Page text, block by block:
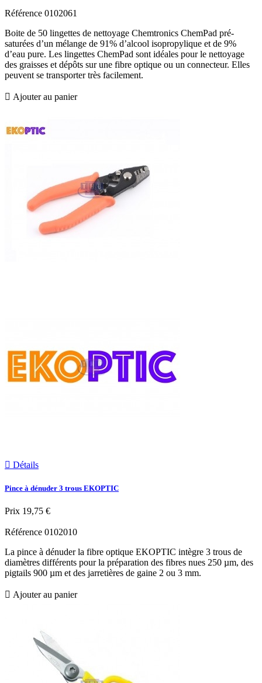
Référence 0102061
Boite de 50 lingettes de nettoyage Chemtronics ChemPad pré-
saturées d’un mélange de 91% d’alcool isopropylique et de 9%
d’eau pure. Les lingettes ChemPad sont idéales pour le nettoyage
des graisses et dépôts sur une fibre optique ou un connecteur. Elles
peuvent se transporter très facilement.
 Ajouter au panier
 Détails
Pince à dénuder 3 trous EKOPTIC
Prix 19,75 €
Référence 0102010
La pince à dénuder la fibre optique EKOPTIC intègre 3 trous de
diamètres différents pour la préparation des fibres nues 250 µm, des
pigtails 900 µm et des jarretières de gaine 2 ou 3 mm.
 Ajouter au panier